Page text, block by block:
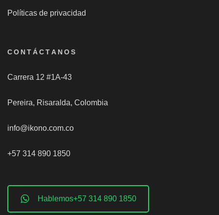
Políticas de privacidad
CONTÁCTANOS
Carrera 12 #1A-43
Pereira, Risaralda, Colombia
info@ikono.com.co
+57 314 890 1850
Hablemos+57 314 890 1850